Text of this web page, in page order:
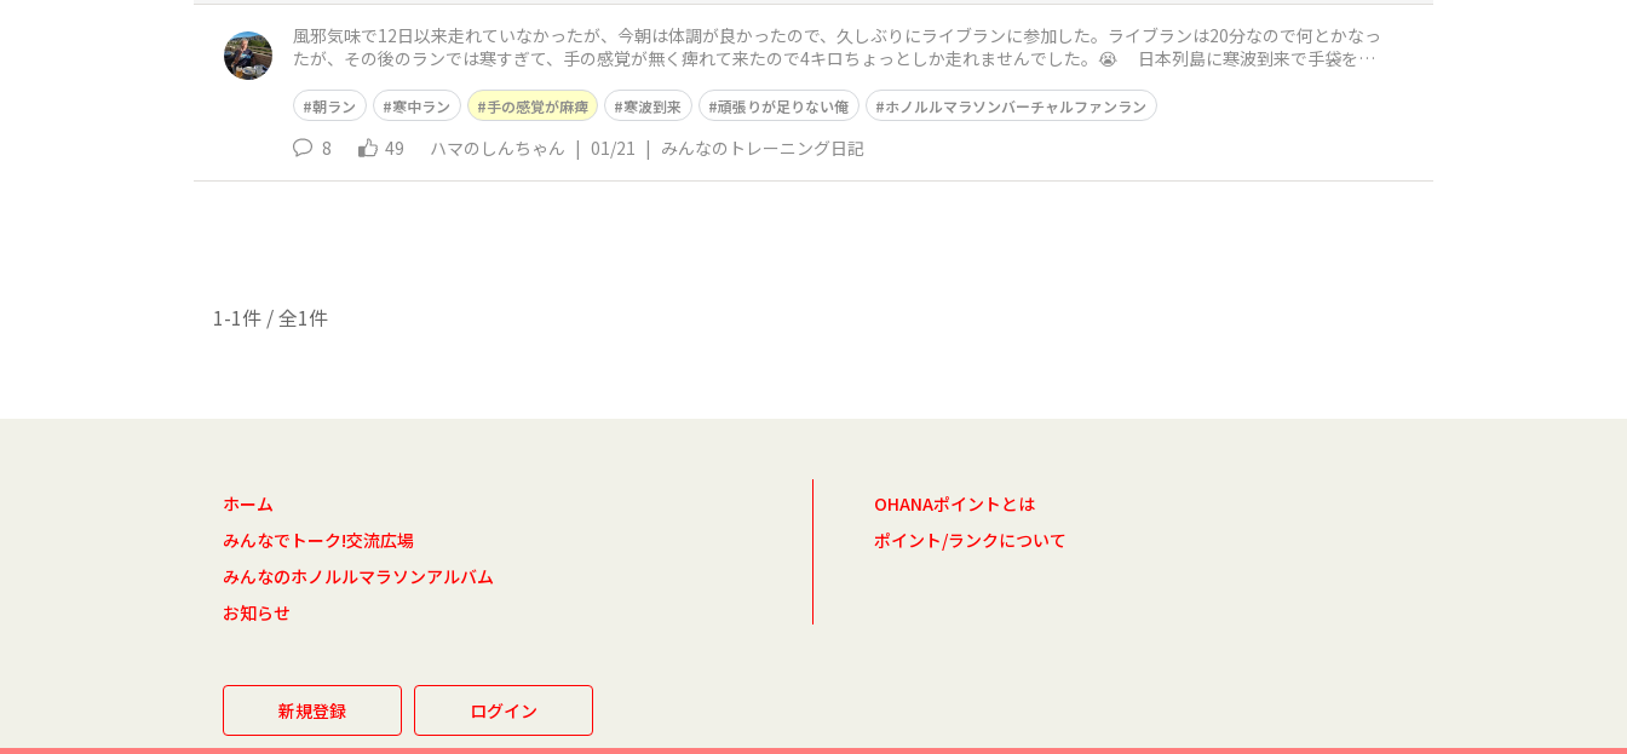
風邪気味で12日以来走れていなかったが、今朝は体調が良かったので、久しぶりにライブランに参加した。ライブランは20分なので何とかなっ
たが、その後のランでは寒すぎて、手の感覚が無く痺れて来たので4キロちょっとしか走れませんでした。😭 日本列島に寒波到来で手袋をは
朝ラン 寒中ラン 手の感覚が麻痺 寒波到来 頑張りが足りない俺 ホノルルマラソンバーチャルファンラン
8 49 ハマのしんちゃん | 01/21 | みんなのトレーニング日記
1-1件 / 全1件
ホーム
みんなでトーク!交流広場
みんなのホノルルマラソンアルバム
お知らせ
OHANAポイントとは
ポイント/ランクについて
新規登録 ログイン